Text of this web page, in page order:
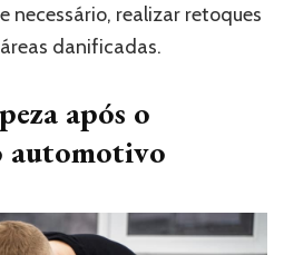
necessário, realizar retoques
danificadas.
após o
automotivo